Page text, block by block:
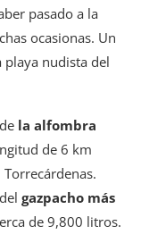
pasado a la
ocasionas. Un
playa nudista del
la alfombra
de 6 km
gazpacho más
de 9,800 litros.